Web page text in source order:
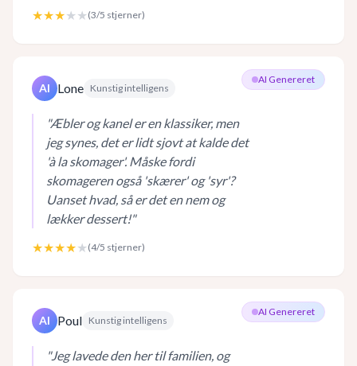
★★★★★ (3/5 stjerner)
AI Genereret
AI Lone Kunstig intelligens
"Æbler og kanel er en klassiker, men
jeg synes, det er lidt sjovt at kalde det
'à la skomager'. Måske fordi
skomageren også 'skærer' og 'syr'?
Uanset hvad, så er det en nem og
lækker dessert!"
★★★★★ (4/5 stjerner)
AI Genereret
AI Poul Kunstig intelligens
"Jeg lavede den her til familien, og